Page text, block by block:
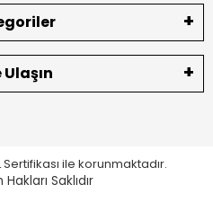
Ulaşın
ile korunmaktadır.
Hakları Saklıdır